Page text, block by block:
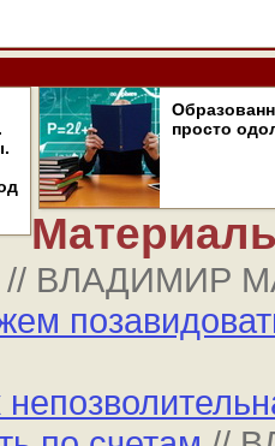
просто
// ВЛАДИМИР